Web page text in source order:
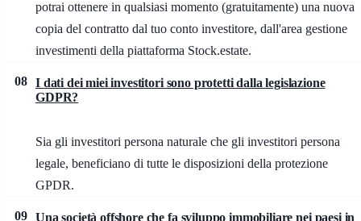
potrai ottenere in qualsiasi momento (gratuitamente) una nuova
copia del contratto dal tuo conto investitore, dall'area gestione
investimenti della piattaforma Stock.estate.
08 I dati dei miei investitori sono protetti dalla legislazione
GDPR?
Sia gli investitori persona naturale che gli investitori persona
legale, beneficiano di tutte le disposizioni della protezione
GPDR.
09 Una società offshore che fa sviluppo immobiliare nei paesi in